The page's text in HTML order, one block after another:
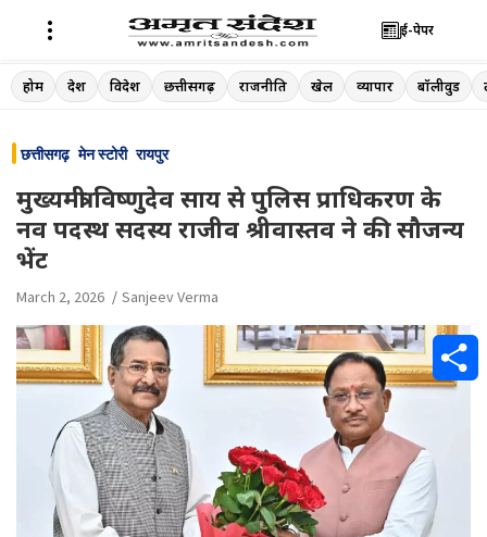
Skip
to
ई-पेपर
होम देश विदेश छत्तीसगढ़ राजनीति खेल व्यापार बॉलीवुड
छत्तीसगढ़ मेन स्टोरी रायपुर
मुख्यमंत्री विष्णुदेव साय से पुलिस प्राधिकरण के
नव पदस्थ सदस्य राजीव श्रीवास्तव ने की सौजन्य
भेंट
March 2, 2026 Sanjeev Verma